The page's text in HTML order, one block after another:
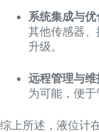
系统集成与优
其他传感器
升级。
远程管理与维
为可能，便于
综上所述，液位计